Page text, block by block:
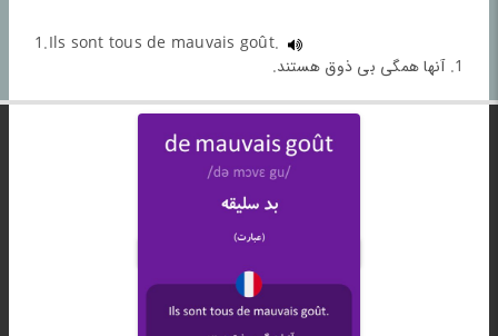
1.Ils sont tous de mauvais goût.
1. آنها همگی بی ذوق هستند.